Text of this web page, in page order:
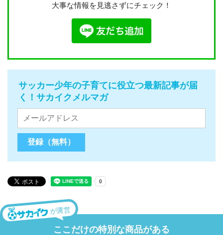
大事な情報を見逃さずにチェック！
サッカー少年の子育てに役立つ最新記事が届
く！サカイクメルマガ
が運営
ここだけの特別な商品がある